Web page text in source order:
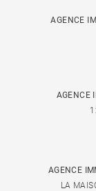
AGENCE
AGENCE
AGENCE
LA